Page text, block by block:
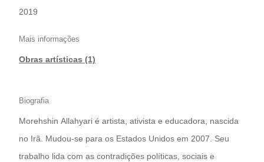
2019
Mais informações
Obras artísticas (1)
Biografia
Morehshin Allahyari é artista, ativista e educadora, nascida
no Irã. Mudou-se para os Estados Unidos em 2007. Seu
trabalho lida com as contradições políticas, sociais e